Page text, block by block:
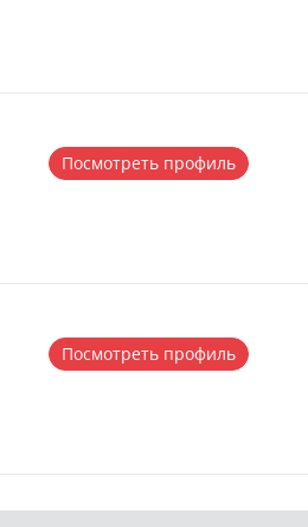
Посмотреть профиль
Посмотреть профиль